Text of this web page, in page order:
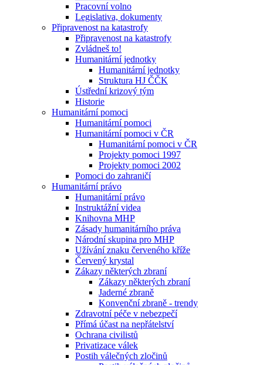
Pracovní volno
Legislativa, dokumenty
Připravenost na katastrofy
Připravenost na katastrofy
Zvládneš to!
Humanitární jednotky
Humanitární jednotky
Struktura HJ ČČK
Ústřední krizový tým
Historie
Humanitární pomoci
Humanitární pomoci
Humanitární pomoci v ČR
Humanitární pomoci v ČR
Projekty pomoci 1997
Projekty pomoci 2002
Pomoci do zahraničí
Humanitární právo
Humanitární právo
Instruktážní videa
Knihovna MHP
Zásady humanitárního práva
Národní skupina pro MHP
Užívání znaku červeného kříže
Červený krystal
Zákazy některých zbraní
Zákazy některých zbraní
Jaderné zbraně
Konvenční zbraně - trendy
Zdravotní péče v nebezpečí
Přímá účast na nepřátelství
Ochrana civilistů
Privatizace válek
Postih válečných zločinů